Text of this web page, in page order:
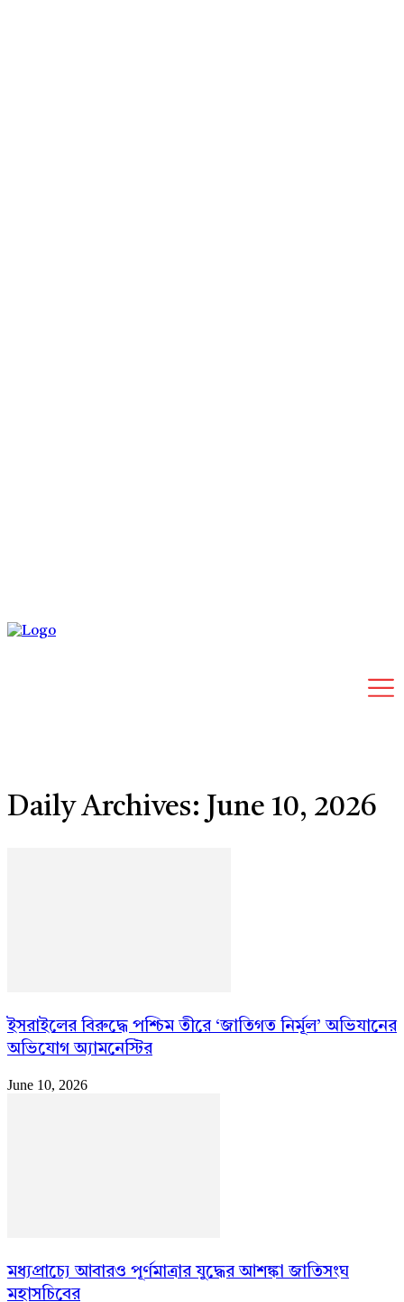
Daily Archives: June 10, 2026
ইসরাইলের বিরুদ্ধে পশ্চিম তীরে ‘জাতিগত নির্মূল’ অভিযানের
অভিযোগ অ্যামনেস্টির
June 10, 2026
মধ্যপ্রাচ্যে আবারও পূর্ণমাত্রার যুদ্ধের আশঙ্কা জাতিসংঘ
মহাসচিবের